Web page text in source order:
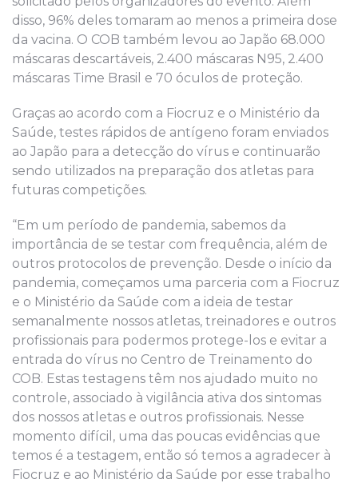
disso, 96% deles tomaram ao menos a primeira dose
da vacina. O COB também levou ao Japão 68.000
máscaras descartáveis, 2.400 máscaras N95, 2.400
máscaras Time Brasil e 70 óculos de proteção.
Graças ao acordo com a Fiocruz e o Ministério da
Saúde, testes rápidos de antígeno foram enviados
ao Japão para a detecção do vírus e continuarão
sendo utilizados na preparação dos atletas para
futuras competições.
“Em um período de pandemia, sabemos da
importância de se testar com frequência, além de
outros protocolos de prevenção. Desde o início da
pandemia, começamos uma parceria com a Fiocruz
e o Ministério da Saúde com a ideia de testar
semanalmente nossos atletas, treinadores e outros
profissionais para podermos protege-los e evitar a
entrada do vírus no Centro de Treinamento do
COB. Estas testagens têm nos ajudado muito no
controle, associado à vigilância ativa dos sintomas
dos nossos atletas e outros profissionais. Nesse
momento difícil, uma das poucas evidências que
temos é a testagem, então só temos a agradecer à
Fiocruz e ao Ministério da Saúde por esse trabalho